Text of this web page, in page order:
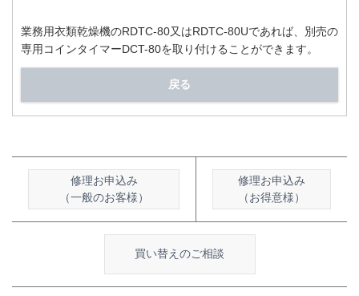
業務用衣類乾燥機のRDTC-80又はRDTC-80Uであれば、別売の
専用コインタイマーDCT-80を取り付けることができます。
戻る
修理お申込み
（一般のお客様）
修理お申込み
（お得意様）
買い替えのご相談